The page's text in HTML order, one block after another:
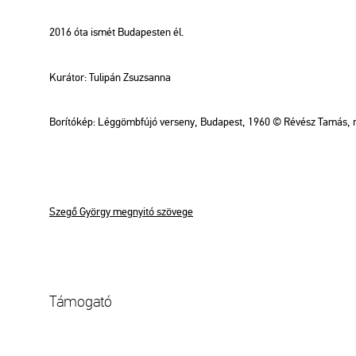
2016 óta ismét Bu­da­pes­ten él.
Ku­rá­tor: Tu­li­pán Zsu­zsan­na
Bo­rí­tó­kép: Lég­gömb­fú­jó ver­seny, Bu­da­pest, 1960 © Ré­vész Tamás,
Szegő György meg­nyi­tó szö­ve­ge
Tá­mo­ga­tó